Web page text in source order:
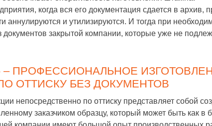
когда вся его документация сдается в архив,
аннулируются и утилизируются. И тогда при
закрытой компании, которые уже не
ПРОФЕССИОНАЛЬНОЕ
ОТТИСКУ БЕЗ ДОКУМЕНТОВ
непосредственно по оттиску представляет собой
заказчиком образцу, который может быть как в